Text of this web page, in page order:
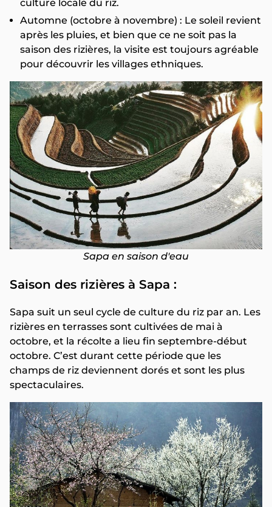
culture locale du riz.
Automne (octobre à novembre) : Le soleil revient
après les pluies, et bien que ce ne soit pas la
saison des rizières, la visite est toujours agréable
pour découvrir les villages ethniques.
Sapa en saison d'eau
Saison des rizières à Sapa :
Sapa suit un seul cycle de culture du riz par an. Les
rizières en terrasses sont cultivées de mai à
octobre, et la récolte a lieu fin septembre-début
octobre. C’est durant cette période que les
champs de riz deviennent dorés et sont les plus
spectaculaires.